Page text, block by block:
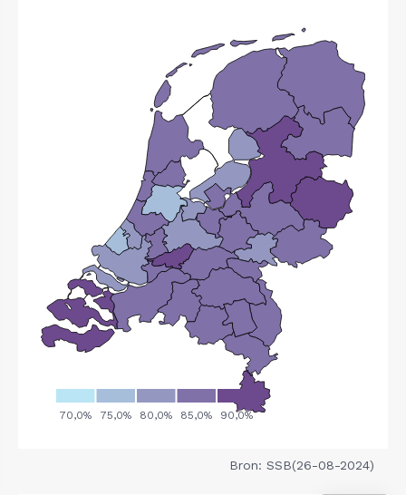
Bron: SSB(26-08-2024)